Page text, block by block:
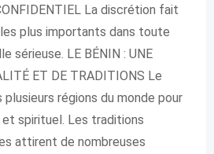
La discrétion fait
plus importants dans toute
sérieuse. LE BÉNIN : UNE
ET DE TRADITIONS Le
plusieurs régions du monde pour
spirituel. Les traditions
attirent de nombreuses